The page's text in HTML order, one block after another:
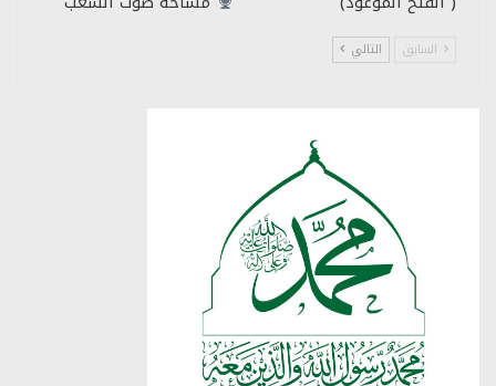
السابق التالي